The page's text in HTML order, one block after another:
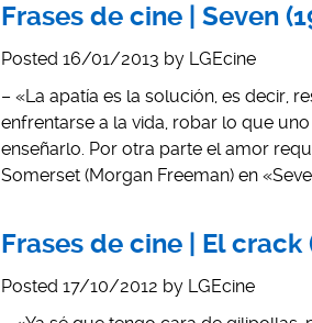
Frases de cine | Seven
Posted 16/01/2013 by LGEcine
– «La apatía es la solución, es decir,
enfrentarse a la vida, robar lo que
enseñarlo. Por otra parte el amor
Somerset (Morgan Freeman) en
Frases de cine | El crack
Posted 17/10/2012 by LGEcine